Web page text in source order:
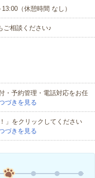
（休憩時間 なし）
相談ください♪
・予約管理・電話対応をお任
づきを見る
」をクリックしてください
づきを見る